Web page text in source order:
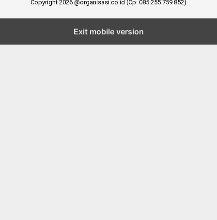
Copyright 2026 @organisasi.co.id (Cp: 085 255 759 852)
Exit mobile version